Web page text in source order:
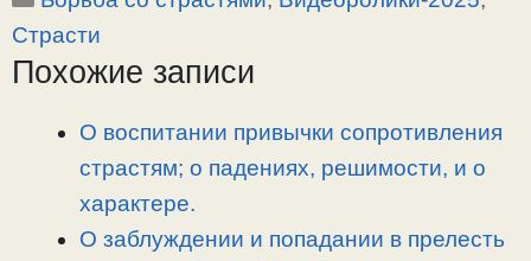
y
L
e
g
a
b
а
Страсти
Похожие записи
О воспитании привычки сопротивления
страстям; о падениях, решимости, и о
характере.
О заблуждении и попадании в прелесть